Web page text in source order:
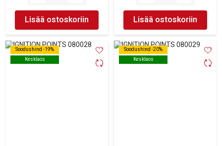
Lisää ostoskoriin Lisää ostoskoriin
Soodushind -19%
Kesklaos
Soodushind -19%
Kesklaos
Soodushind -20%
Kesklaos
Soodushind -20%
Kesklaos